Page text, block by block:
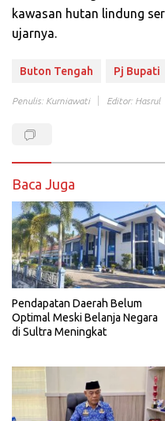
kawasan hutan lindung
ujarnya.
Buton Tengah Pj Bupati
Penulis: Kurniawati Editor: Hasrul
Baca Juga
Pendapatan Daerah Belum
Optimal Meski Belanja Negara
di Sultra Meningkat